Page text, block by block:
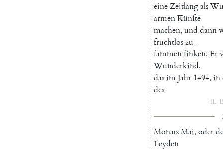
eineZeitlangals
armenKünſte
machen, und dann
fruchtloszu -
ſammenſinken. Er
Wunderkind,
dasimJahr 1494, in
des
II.
MonatsMai, oder
Leyden